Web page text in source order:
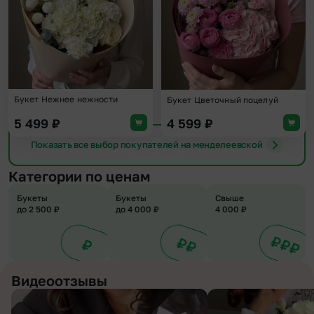
Букет Нежнее нежности
5 499 ₽
Букет Цветочный поцелуй
4 599 ₽
Показать все выбор покупателей на менделеевской
Категории по ценам
Букеты
до 2 500 ₽
Букеты
до 4 000 ₽
Свыше
4 000 ₽
Видеоотзывы